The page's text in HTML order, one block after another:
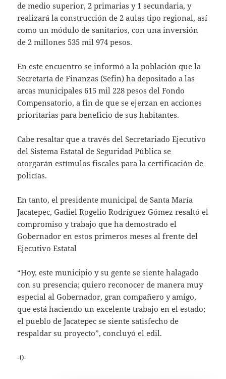
de medio superior, 2 primarias y 1 secundaria, y
realizará la construcción de 2 aulas tipo regional, así
como un módulo de sanitarios, con una inversión
de 2 millones 535 mil 974 pesos.
En este encuentro se informó a la población que la
Secretaría de Finanzas (Sefin) ha depositado a las
arcas municipales 615 mil 228 pesos del Fondo
Compensatorio, a fin de que se ejerzan en acciones
prioritarias para beneficio de sus habitantes.
Cabe resaltar que a través del Secretariado Ejecutivo
del Sistema Estatal de Seguridad Pública se
otorgarán estímulos fiscales para la certificación de
policías.
En tanto, el presidente municipal de Santa María
Jacatepec, Gadiel Rogelio Rodríguez Gómez resaltó el
compromiso y trabajo que ha demostrado el
Gobernador en estos primeros meses al frente del
Ejecutivo Estatal
“Hoy, este municipio y su gente se siente halagado
con su presencia; quiero reconocer de manera muy
especial al Gobernador, gran compañero y amigo,
que está haciendo un excelente trabajo en el estado;
el pueblo de Jacatepec se siente satisfecho de
respaldar su proyecto”, concluyó el edil.
-0-